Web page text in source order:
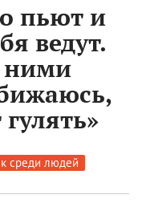
пьют и
ведут.
ними
среди людей